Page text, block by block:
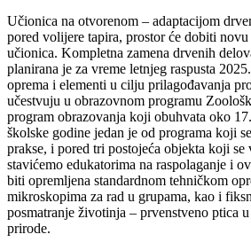
Učionica na otvorenom – adaptacijom
pored volijere tapira, prostor će dobiti
učionica. Kompletna zamena drvenih
planirana je za vreme letnjeg raspusta
oprema i elementi u cilju prilagođavanja
učestvuju u obrazovnom programu
program obrazovanja koji obuhvata oko
školske godine jedan je od programa koji
prakse, i pored tri postojeća objekta koji se
stavićemo edukatorima na raspolaganje i
biti opremljena standardnom tehničkom
mikroskopima za rad u grupama, kao i
posmatranje životinja – prvenstveno ptica
prirode.